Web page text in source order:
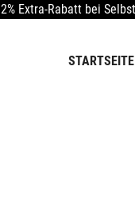
2% Extra-Rabatt bei
STARTSEITE